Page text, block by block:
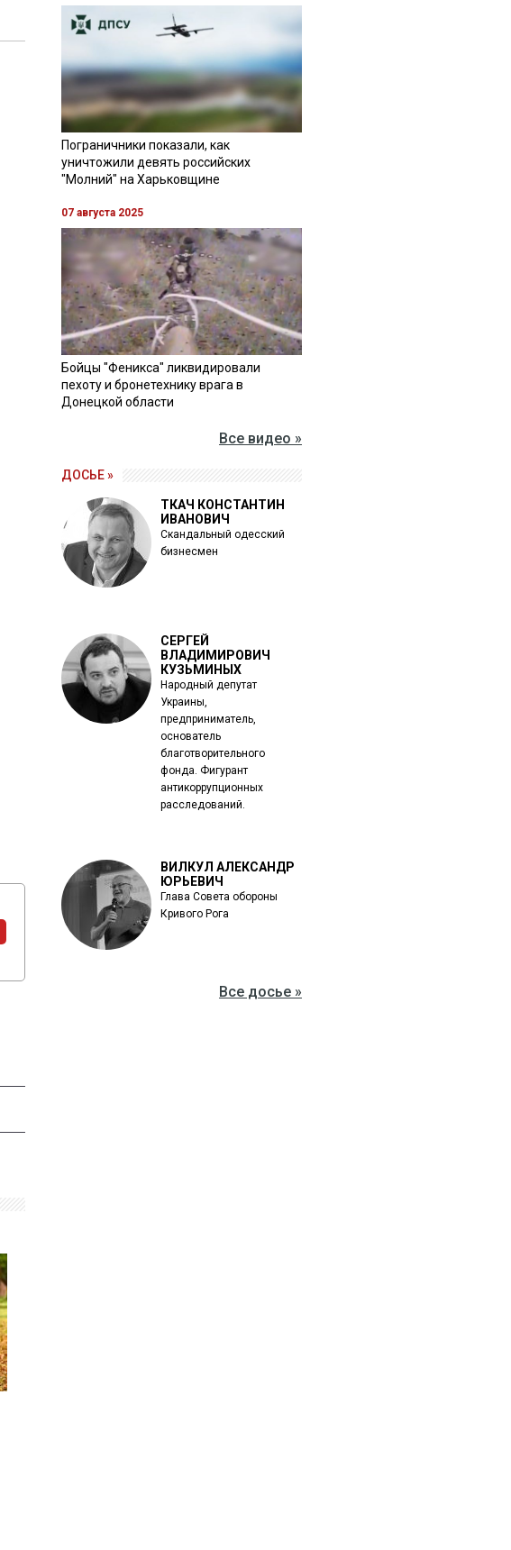
Пограничники показали, как
уничтожили девять российских
"Молний" на Харьковщине
07 августа 2025
Бойцы "Феникса" ликвидировали
пехоту и бронетехнику врага в
Донецкой области
Все видео »
ДОСЬЕ »
ТКАЧ КОНСТАНТИН
ИВАНОВИЧ
Скандальный одесский
бизнесмен
СЕРГЕЙ
ВЛАДИМИРОВИЧ
КУЗЬМИНЫХ
Народный депутат
Украины,
предприниматель,
основатель
благотворительного
фонда. Фигурант
антикоррупционных
расследований.
ВИЛКУЛ АЛЕКСАНДР
ЮРЬЕВИЧ
Глава Совета обороны
Кривого Рога
Все досье »